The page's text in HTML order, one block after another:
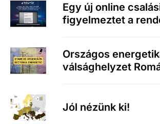
Egy új online
figyelmeztet a
Országos
válsághelyzet
Jól nézünk ki!